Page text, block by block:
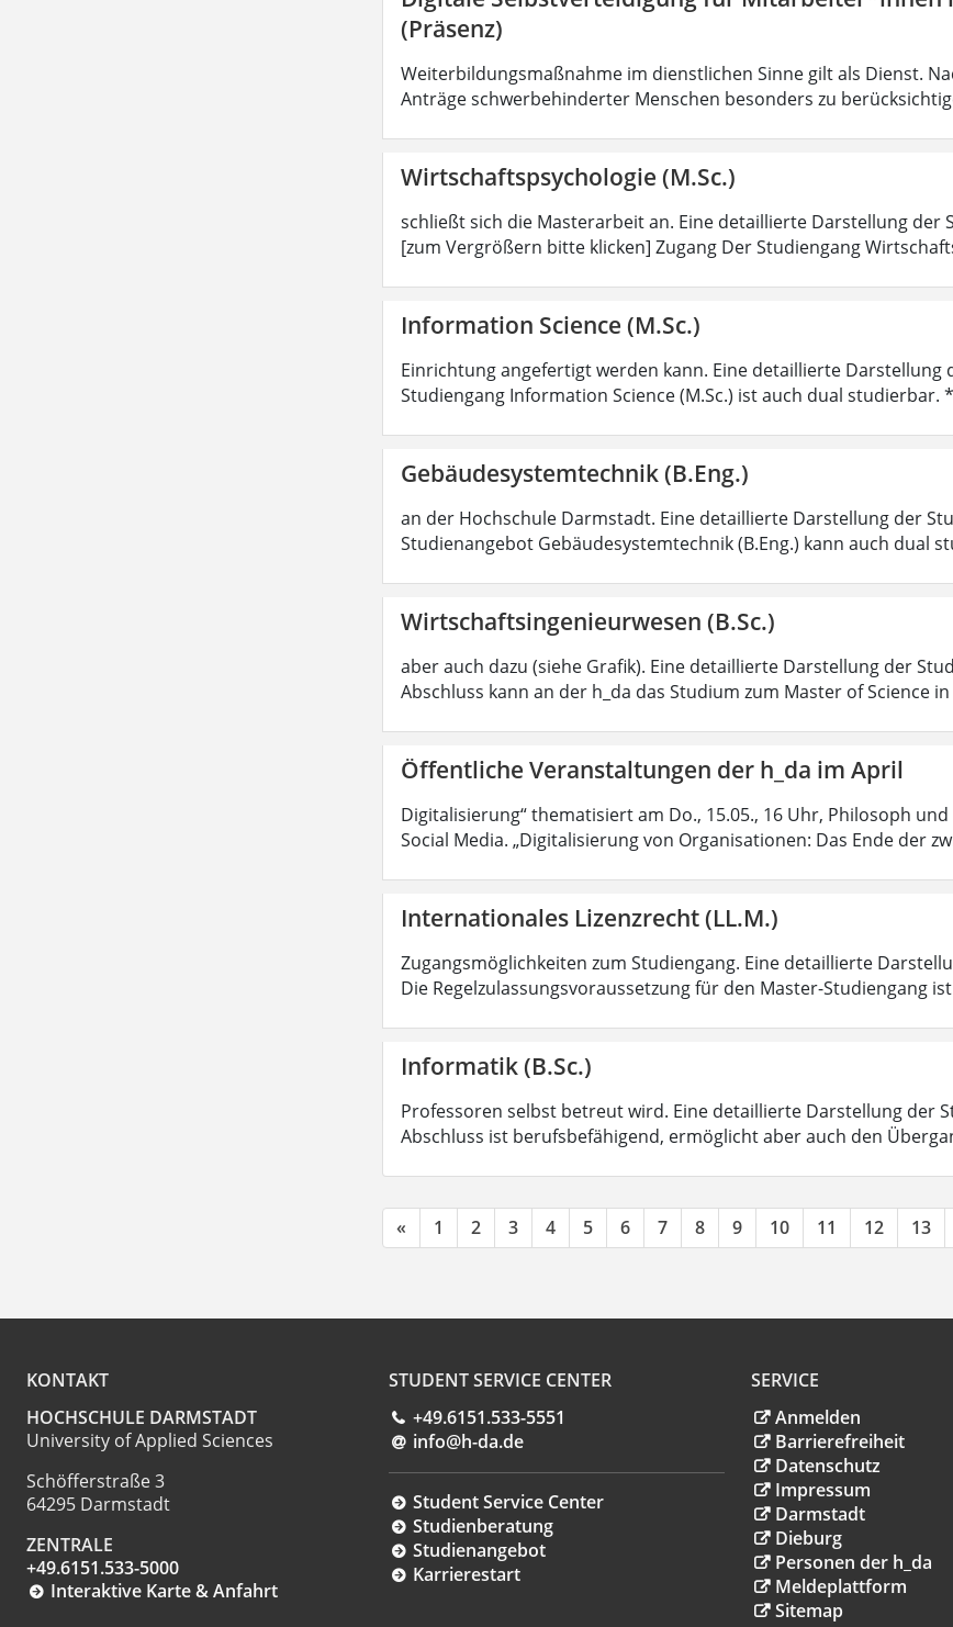
(Präsenz)
Weiterbildungsmaßnahme im dienstlichen Sinne gilt als Dienst.
Anträge schwerbehinderter Menschen besonders zu
Wirtschaftspsychologie (M.Sc.)
schließt sich die Masterarbeit an. Eine detaillierte Darstellung der
[zum Vergrößern bitte klicken] Zugang Der Studiengang
Information Science (M.Sc.)
Einrichtung angefertigt werden kann. Eine detaillierte Darstellung
Studiengang Information Science (M.Sc.) ist auch dual studierbar.
Gebäudesystemtechnik (B.Eng.)
an der Hochschule Darmstadt. Eine detaillierte Darstellung der
Studienangebot Gebäudesystemtechnik (B.Eng.) kann auch dual
Wirtschaftsingenieurwesen (B.Sc.)
aber auch dazu (siehe Grafik). Eine detaillierte Darstellung der
Abschluss kann an der h_da das Studium zum Master of Science
Öffentliche Veranstaltungen der h_da im April
Digitalisierung“ thematisiert am Do., 15.05., 16 Uhr, Philosoph
Social Media. „Digitalisierung von Organisationen: Das Ende der
Internationales Lizenzrecht (LL.M.)
Zugangsmöglichkeiten zum Studiengang. Eine detaillierte
Die Regelzulassungsvoraussetzung für den Master-Studiengang
Informatik (B.Sc.)
Professoren selbst betreut wird. Eine detaillierte Darstellung der
Abschluss ist berufsbefähigend, ermöglicht aber auch den
« 1 2 3 4 5 6 7 8 9 10 11 12 13
KONTAKT
HOCHSCHULE DARMSTADT
University of Applied Sciences
Schöfferstraße 3
64295 Darmstadt
ZENTRALE
+49.6151.533-5000
Interaktive Karte & Anfahrt
STUDENT SERVICE CENTER
+49.6151.533-5551
info@h-da.de
Student Service Center
Studienberatung
Studienangebot
Karrierestart
SERVICE
Anmelden
Barrierefreiheit
Datenschutz
Impressum
Darmstadt
Dieburg
Personen der h_da
Meldeplattform
Sitemap